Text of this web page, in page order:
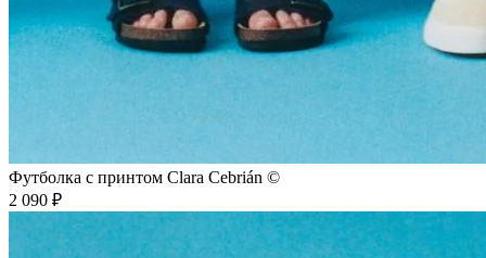
Футболка с принтом Clara Cebrián ©
2 090 ₽